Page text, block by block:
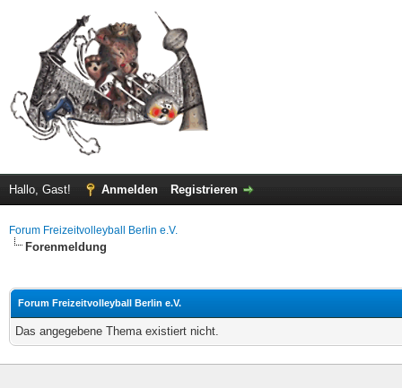
Hallo, Gast! Anmelden Registrieren
Forum Freizeitvolleyball Berlin e.V.
Forenmeldung
Forum Freizeitvolleyball Berlin e.V.
Das angegebene Thema existiert nicht.